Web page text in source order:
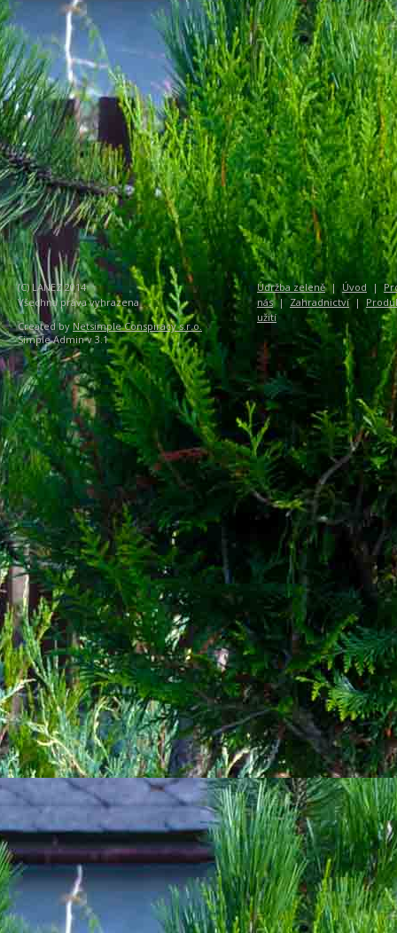
(C) LANEZ 2014
Všechna práva vyhrazena
Created by Netsimple Conspiracy s.r.o.
Simple Admin v 3.1
Údržba zeleně|Úvod |
nás| Zahradnictví|
užití